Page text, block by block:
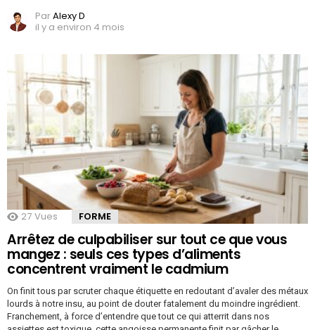
ParAlexy D
il y a environ 4 mois
27 Vues FORME
Arrêtez de culpabiliser sur tout ce que vous
mangez : seuls ces types d’aliments
concentrent vraiment le cadmium
On finit tous par scruter chaque étiquette en redoutant d’avaler des métaux
lourds à notre insu, au point de douter fatalement du moindre ingrédient.
Franchement, à force d’entendre que tout ce qui atterrit dans nos